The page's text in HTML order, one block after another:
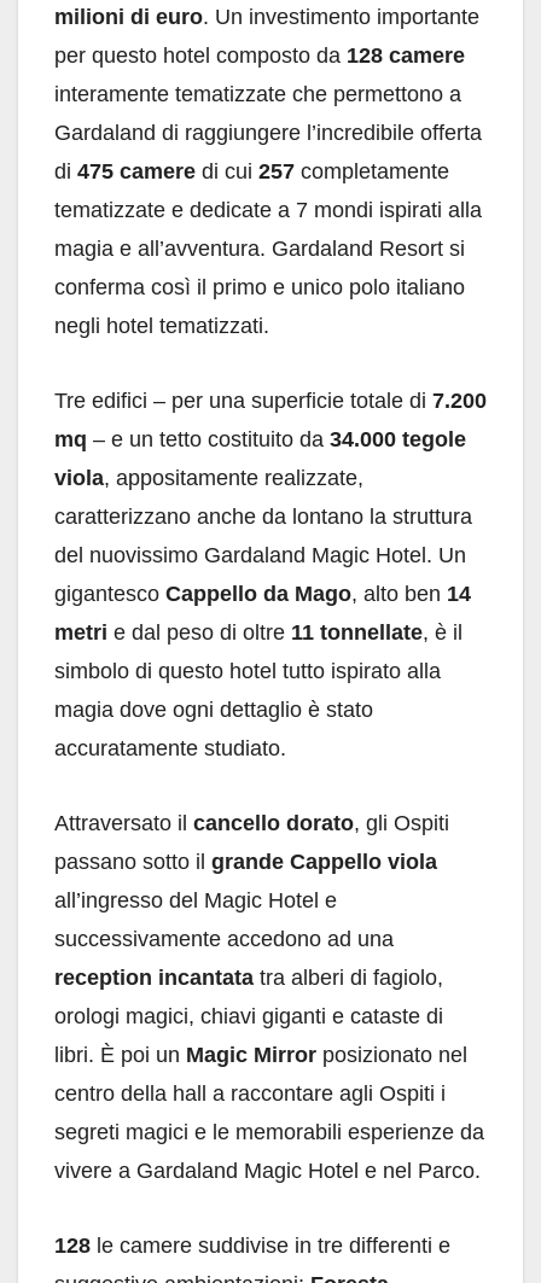
milioni di euro. Un investimento importante
per questo hotel composto da 128 camere
interamente tematizzate che permettono a
Gardaland di raggiungere l’incredibile offerta
di 475 camere di cui 257 completamente
tematizzate e dedicate a 7 mondi ispirati alla
magia e all’avventura. Gardaland Resort si
conferma così il primo e unico polo italiano
negli hotel tematizzati.
Tre edifici – per una superficie totale di 7.200
mq – e un tetto costituito da 34.000 tegole
viola, appositamente realizzate,
caratterizzano anche da lontano la struttura
del nuovissimo Gardaland Magic Hotel. Un
gigantesco Cappello da Mago, alto ben 14
metri e dal peso di oltre 11 tonnellate, è il
simbolo di questo hotel tutto ispirato alla
magia dove ogni dettaglio è stato
accuratamente studiato.
Attraversato il cancello dorato, gli Ospiti
passano sotto il grande Cappello viola
all’ingresso del Magic Hotel e
successivamente accedono ad una
reception incantata tra alberi di fagiolo,
orologi magici, chiavi giganti e cataste di
libri. È poi un Magic Mirror posizionato nel
centro della hall a raccontare agli Ospiti i
segreti magici e le memorabili esperienze da
vivere a Gardaland Magic Hotel e nel Parco.
128 le camere suddivise in tre differenti e